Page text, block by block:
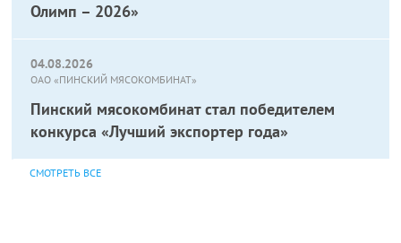
Олимп – 2026»
04.08.2026
ОАО «ПИНСКИЙ МЯСОКОМБИНАТ»
Пинский мясокомбинат стал победителем
конкурса «Лучший экспортер года»
СМОТРЕТЬ ВСЕ